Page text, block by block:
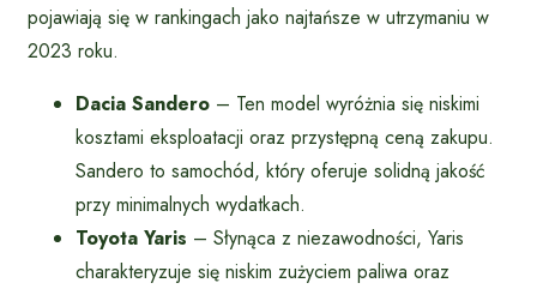
pojawiają się w rankingach jako najtańsze w utrzymaniu w
2023 roku.
Dacia Sandero – Ten model wyróżnia się niskimi
kosztami eksploatacji oraz przystępną ceną zakupu.
Sandero to samochód, który oferuje solidną jakość
przy minimalnych wydatkach.
Toyota Yaris – Słynąca z niezawodności, Yaris
charakteryzuje się niskim zużyciem paliwa oraz